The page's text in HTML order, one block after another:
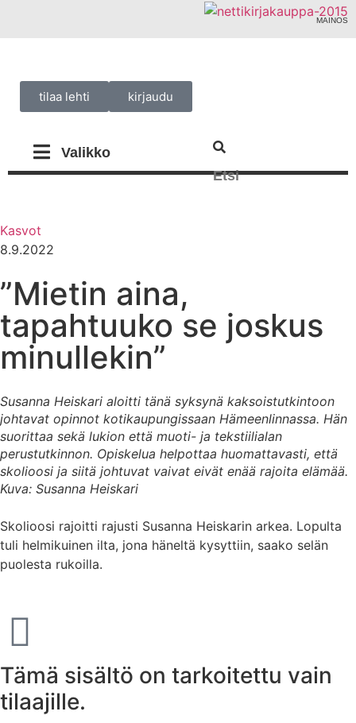
MAINOS
tilaa lehti kirjaudu
Kasvot
8.9.2022
”Mietin aina,
tapahtuuko se joskus
minullekin”
Susanna Heiskari aloitti tänä syksynä kaksoistutkintoon
johtavat opinnot kotikaupungissaan Hämeenlinnassa. Hän
suorittaa sekä lukion että muoti- ja tekstiilialan
perustutkinnon. Opiskelua helpottaa huomattavasti, että
skolioosi ja siitä johtuvat vaivat eivät enää rajoita elämää.
Kuva: Susanna Heiskari
Skolioosi rajoitti rajusti Susanna Heiskarin arkea. Lopulta
tuli helmikuinen ilta, jona häneltä kysyttiin, saako selän
puolesta rukoilla.
Tämä sisältö on tarkoitettu vain
tilaajille.